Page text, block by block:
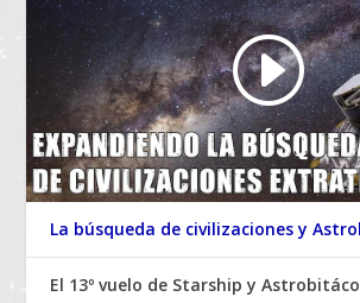
La búsqueda de civilizaciones y
El 13º vuelo de Starship y